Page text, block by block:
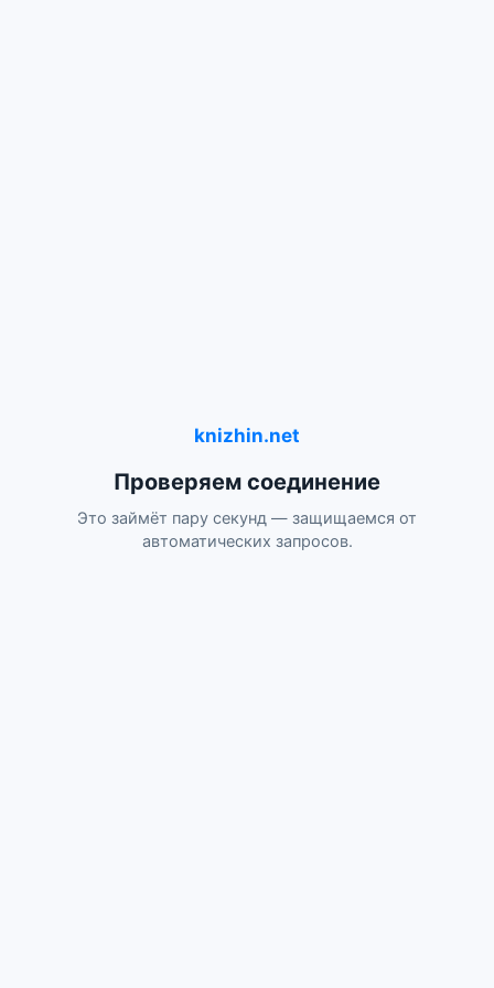
knizhin.net
Проверяем соединение
Это займёт пару секунд — защищаемся от
автоматических запросов.